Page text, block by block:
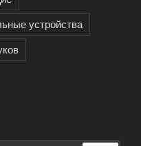
устройства